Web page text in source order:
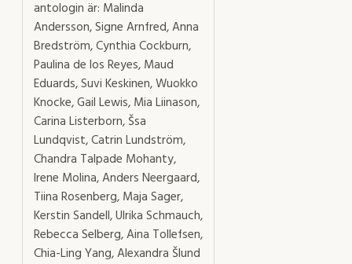
antologin är: Malinda
Andersson, Signe Arnfred, Anna
Bredström, Cynthia Cockburn,
Paulina de los Reyes, Maud
Eduards, Suvi Keskinen, Wuokko
Knocke, Gail Lewis, Mia Liinason,
Carina Listerborn, Šsa
Lundqvist, Catrin Lundström,
Chandra Talpade Mohanty,
Irene Molina, Anders Neergaard,
Tiina Rosenberg, Maja Sager,
Kerstin Sandell, Ulrika Schmauch,
Rebecca Selberg, Aina Tollefsen,
Chia-Ling Yang, Alexandra Šlund